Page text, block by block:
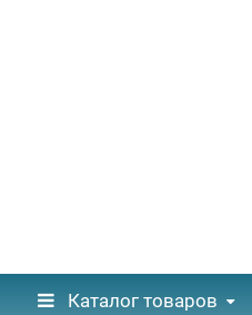
Каталог товаров